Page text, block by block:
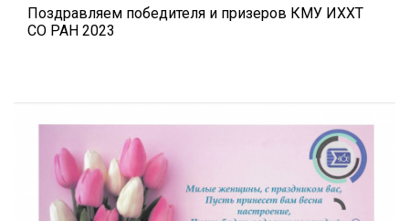
Поздравляем победителя и призеров КМУ ИХХТ
СО РАН 2023